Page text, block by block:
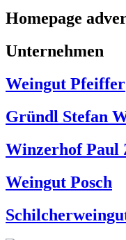
Homepage
Unternehmen
Weingut Pfeiffer
Gründl Stefan
Winzerhof Paul
Weingut Posch